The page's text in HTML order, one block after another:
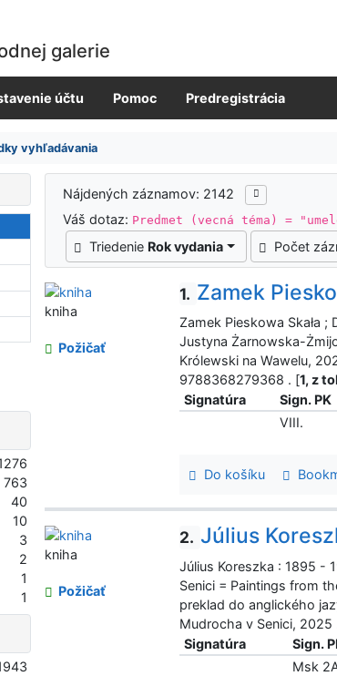
galerie
účtu Pomoc Predregistrácia
vyhľadávania
Nájdených záznamov: 2142
Váš dotaz: Predmet (vecná téma) =
Triedenie Rok vydania Počet
1. Zamek
Zamek Pieskowa Skała
Justyna Żarnowska-
Królewski na Wawelu,
9788368279368 . [1, z
Signatúra
Sign. PK
VIII.
Do košíku
kniha
Požičať
2. Július
Július Koreszka : 1895 -
Senici = Paintings from
preklad do anglického
Mudrocha v Senici,
Signatúra
Sign.
Msk
kniha
Požičať
763
40
10
3
2
1
1